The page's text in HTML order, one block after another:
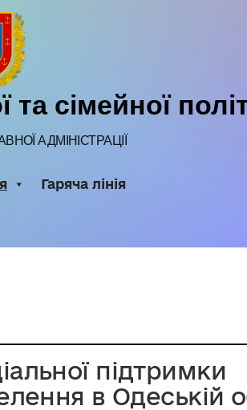
сімейної
АДМIНIСТРАЦIЇ
Гаряча лінія
підтримки
в Одеській